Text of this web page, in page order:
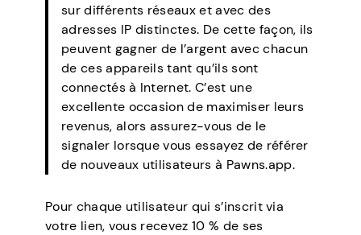
sur différents réseaux et avec des
adresses IP distinctes. De cette façon, ils
peuvent gagner de l’argent avec chacun
de ces appareils tant qu’ils sont
connectés à Internet. C’est une
excellente occasion de maximiser leurs
revenus, alors assurez-vous de le
signaler lorsque vous essayez de référer
de nouveaux utilisateurs à Pawns.app.
Pour chaque utilisateur qui s’inscrit via
votre lien, vous recevez 10 % de ses